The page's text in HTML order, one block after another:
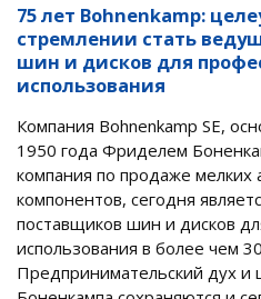
75 лет Bohnenkamp:
стремлении стать
шин и дисков для
использования
Компания Bohnenkamp SE,
1950 года Фриделем
компания по продаже мелких
компонентов, сегодня
поставщиков шин и дисков
использования в более чем
Предпринимательский дух и